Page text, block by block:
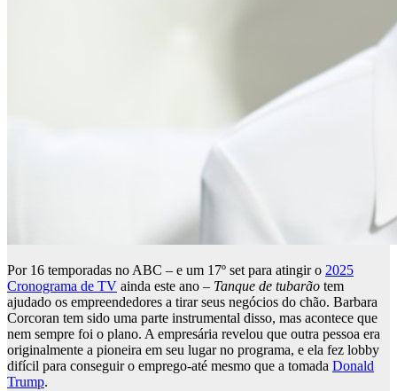
Por 16 temporadas no ABC – e um 17º set para atingir o 2025
Cronograma de TV ainda este ano – Tanque de tubarão tem
ajudado os empreendedores a tirar seus negócios do chão. Barbara
Corcoran tem sido uma parte instrumental disso, mas acontece que
nem sempre foi o plano. A empresária revelou que outra pessoa era
originalmente a pioneira em seu lugar no programa, e ela fez lobby
difícil para conseguir o emprego-até mesmo que a tomada Donald
Trump.